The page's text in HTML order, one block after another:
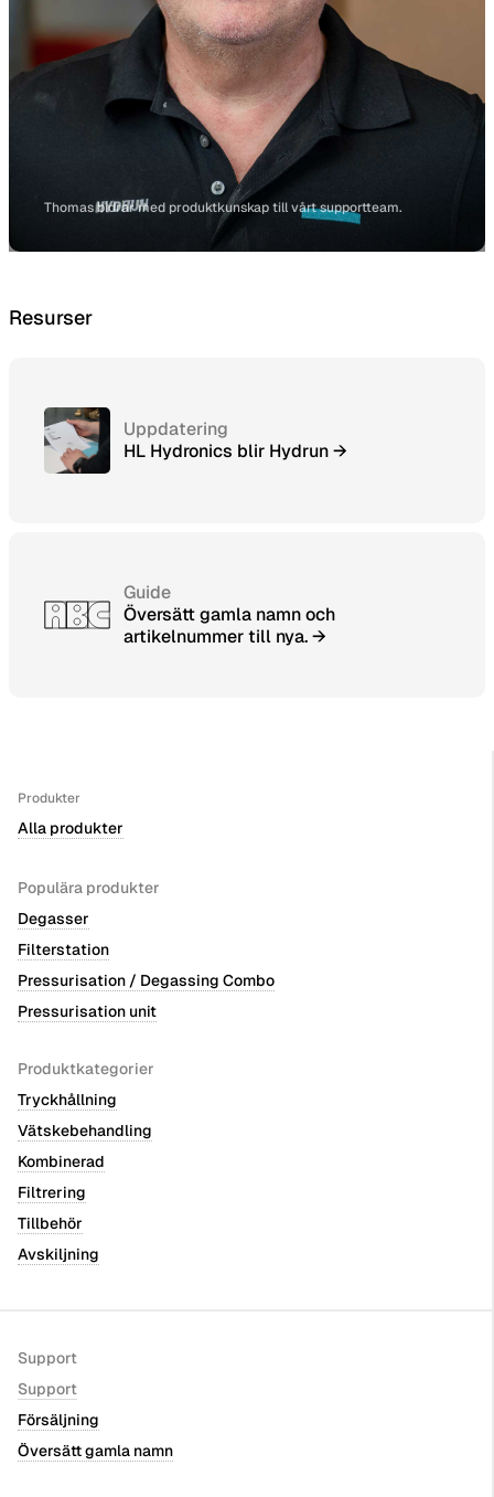
Thomas bidrar med produktkunskap till vårt supportteam.
Resurser
Uppdatering
HL Hydronics blir Hydrun →
Guide
Översätt gamla namn och
artikelnummer till nya. →
Produkter
Alla produkter
Populära produkter
Degasser
Filterstation
Pressurisation / Degassing Combo
Pressurisation unit
Produktkategorier
Tryckhållning
Vätskebehandling
Kombinerad
Filtrering
Tillbehör
Avskiljning
Support
Support
Försäljning
Översätt gamla namn